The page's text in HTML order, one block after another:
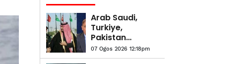
Arab Saudi,
Turkiye,
Pakistan
dijangka
meterai
07 Ogos 2026 12:18pm